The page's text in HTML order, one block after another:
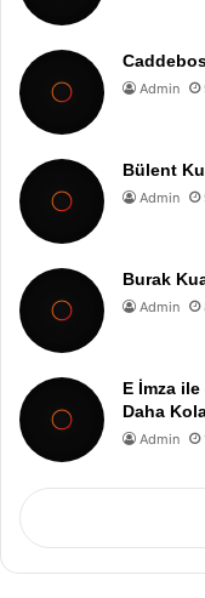
Admin
Bülent
Admin
Burak
Admin
E İmza
Daha
Admin